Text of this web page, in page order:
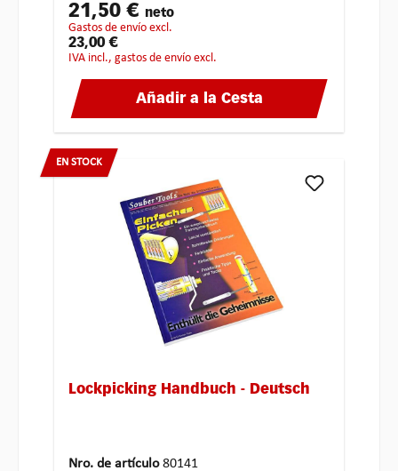
21,50 € neto
gastos de envío excl.
23,00 €
IVA incl., gastos de envío excl.
Añadir a la Cesta
EN STOCK
Lockpicking Handbuch - Deutsch
Nro. de artículo80141